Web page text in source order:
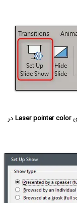
Laser pointer colorدر